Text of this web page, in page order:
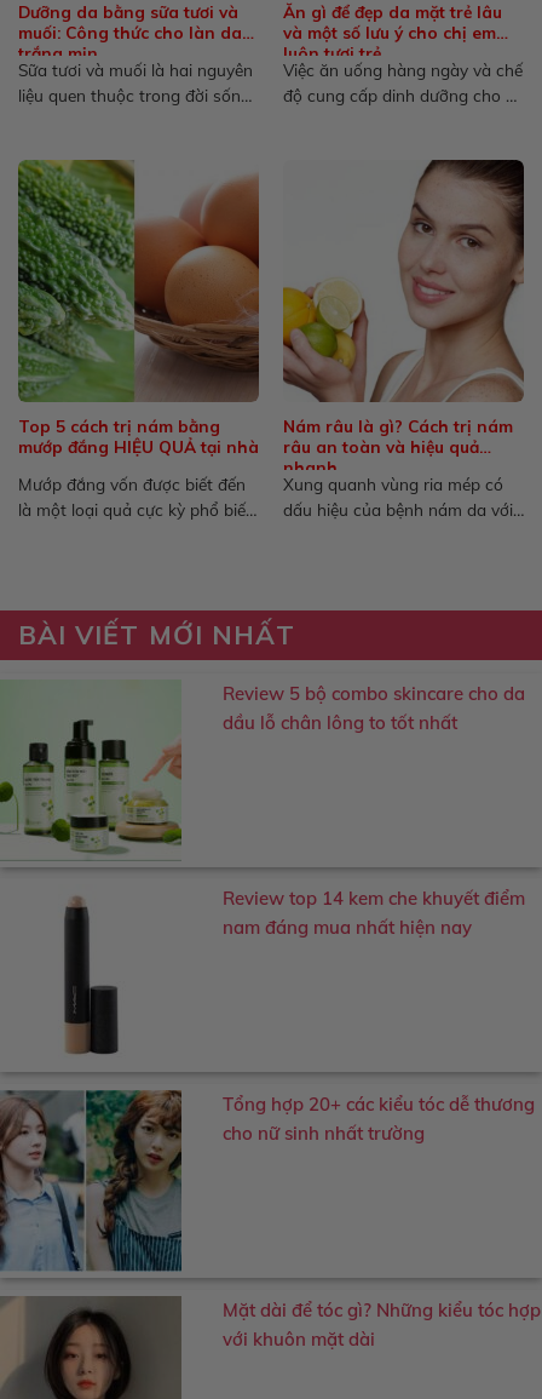
Dưỡng da bằng sữa tươi và
muối: Công thức cho làn da
trắng mịn
Sữa tươi và muối là hai nguyên
liệu quen thuộc trong đời sống
Ăn gì để đẹp da mặt trẻ lâu
và một số lưu ý cho chị em
luôn tươi trẻ
Việc ăn uống hàng ngày và chế
độ cung cấp dinh dưỡng cho cơ
Top 5 cách trị nám bằng
mướp đắng HIỆU QUẢ tại nhà
Mướp đắng vốn được biết đến
là một loại quả cực kỳ phổ biến
Nám râu là gì? Cách trị nám
râu an toàn và hiệu quả
nhanh
Xung quanh vùng ria mép có
dấu hiệu của bệnh nám da với
BÀI VIẾT MỚI NHẤT
Review 5 bộ combo skincare cho da
dầu lỗ chân lông to tốt nhất
Review top 14 kem che khuyết điểm
nam đáng mua nhất hiện nay
Tổng hợp 20+ các kiểu tóc dễ thương
cho nữ sinh nhất trường
Mặt dài để tóc gì? Những kiểu tóc hợp
với khuôn mặt dài